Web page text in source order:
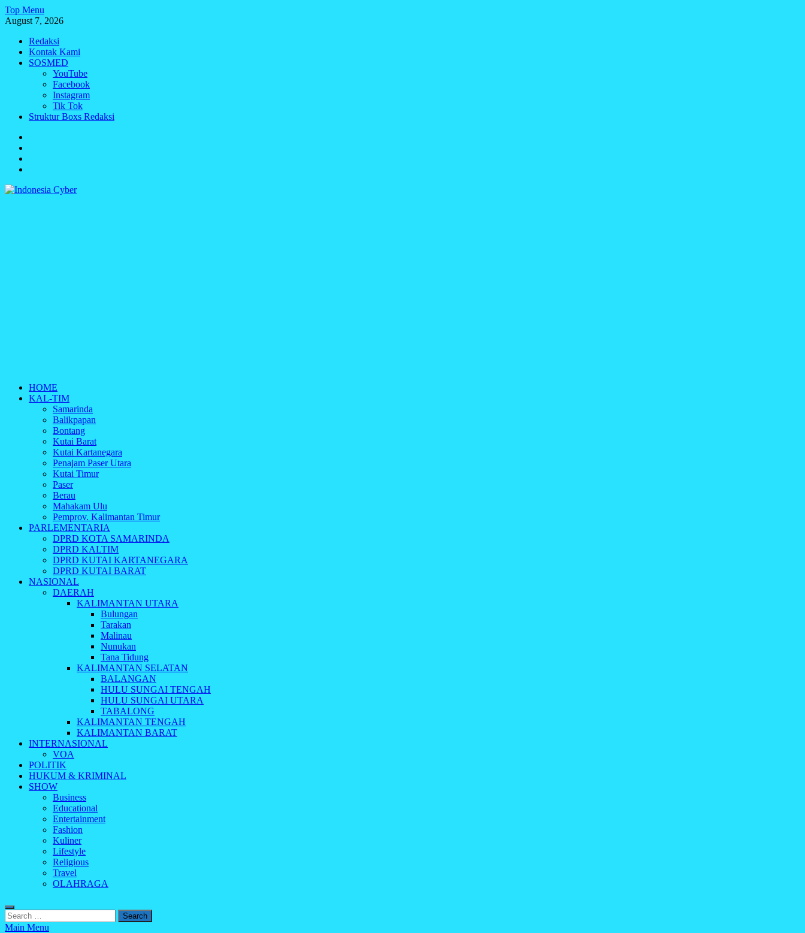
Skip
to
Top Menu
August 7, 2026
Redaksi
Kontak Kami
SOSMED
YouTube
Facebook
Instagram
Tik Tok
Struktur Boxs Redaksi
Redaksi
HOME
KAL-TIM
Samarinda
Balikpapan
Bontang
Kutai Barat
Kutai Kartanegara
Penajam Paser Utara
Kutai Timur
Paser
Berau
Mahakam Ulu
Pemprov. Kalimantan Timur
PARLEMENTARIA
DPRD KOTA SAMARINDA
DPRD KALTIM
DPRD KUTAI KARTANEGARA
DPRD KUTAI BARAT
NASIONAL
DAERAH
KALIMANTAN UTARA
Bulungan
Tarakan
Malinau
Nunukan
Tana Tidung
KALIMANTAN SELATAN
BALANGAN
HULU SUNGAI TENGAH
HULU SUNGAI UTARA
TABALONG
KALIMANTAN TENGAH
KALIMANTAN BARAT
INTERNASIONAL
VOA
POLITIK
HUKUM & KRIMINAL
SHOW
Business
Educational
Entertainment
Fashion
Kuliner
Lifestyle
Religious
Travel
OLAHRAGA
Search
for:
Main Menu